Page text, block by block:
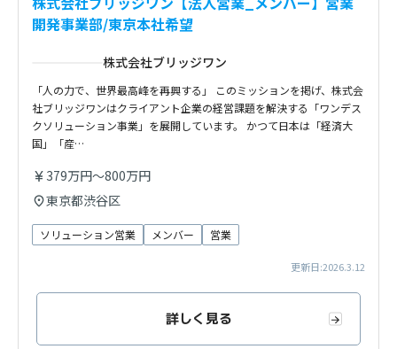
開発事業部/東京本社希望
株式会社ブリッジワン
「人の力で、世界最高峰を再興する」 このミッションを掲げ、株式会
社ブリッジワンはクライアント企業の経営課題を解決する「ワンデス
クソリューション事業」を展開しています。 かつて日本は「経済大
国」「産…
379万円～800万円
東京都渋谷区
ソリューション営業 メンバー 営業
更新日:2026.3.12
詳しく見る